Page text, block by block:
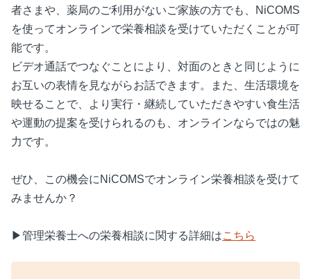
者さまや、薬局のご利用がないご家族の方でも、NiCOMS
を使ってオンラインで栄養相談を受けていただくことが可
能です。
ビデオ通話でつなぐことにより、対面のときと同じように
お互いの表情を見ながらお話できます。また、生活環境を
映せることで、より実行・継続していただきやすい食生活
や運動の提案を受けられるのも、オンラインならではの魅
力です。
ぜひ、この機会にNiCOMSでオンライン栄養相談を受けて
みませんか？
▶管理栄養士への栄養相談に関する詳細はこちら